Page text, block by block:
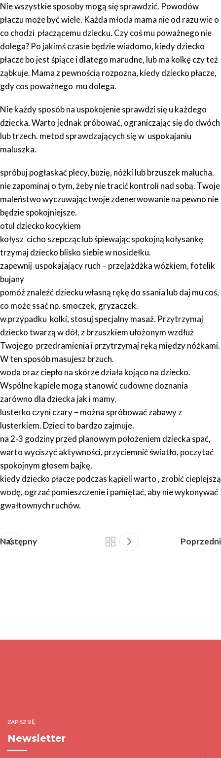
Nie wszystkie sposoby mogą się sprawdzić. Powodów
płaczu może być wiele. Każda młoda mama nie od razu wie o
co chodzi płaczącemu dziecku. Czy coś mu poważnego nie
dolega? Po jakimś czasie będzie wiadomo, kiedy dziecko
płacze bo jest śpiące i dlatego marudne, lub ma kolkę czy też
ząbkuje. Mama z pewnością rozpozna, kiedy dziecko płacze,
gdy cos poważnego mu dolega.
Nie każdy sposób na uspokojenie sprawdzi się u każdego
dziecka. Warto jednak próbować, ograniczając się do dwóch
lub trzech. metod sprawdzających się w uspokajaniu
maluszka.
spróbuj pogłaskać plecy, buzię, nóżki lub brzuszek malucha.
nie zapominaj o tym, żeby nie tracić kontroli nad sobą. Twoje
maleństwo wyczuwając twoje zdenerwowanie na pewno nie
będzie spokojniejsze.
otul dziecko kocykiem
kołysz cicho szepcząc lub śpiewając spokojną kołysankę
trzymaj dziecko blisko siebie w nosidełku.
zapewnij uspokajający ruch – przejażdżka wózkiem, fotelik
bujany
pomóż znaleźć dziecku własną rękę do ssania lub daj mu coś,
co może ssać np. smoczek, gryzaczek.
w przypadku kolki, stosuj specjalny masaż. Przytrzymaj
dziecko twarzą w dół, z brzuszkiem ułożonym wzdłuż
Twojego przedramienia i przytrzymaj ręką między nóżkami.
W ten sposób masujesz brzuch.
woda oraz ciepło na skórze działa kojąco na dziecko.
Wspólne kąpiele mogą stanowić cudowne doznania
zarówno dla dziecka jak i mamy.
lusterko czyni czary – można spróbować zabawy z
lusterkiem. Dzieci to bardzo zajmuje.
na 2-3 godziny przed planowym położeniem dziecka spać,
warto wyciszyć aktywności, przyciemnić światło, poczytać
spokojnym głosem bajkę.
kiedy dziecko płacze podczas kąpieli warto , zrobić cieplejszą
wodę, ogrzać pomieszczenie i pamiętać, aby nie wykonywać
gwałtownych ruchów.
Następny Poprzedni
ZAPISZ SIĘ
Newsletter